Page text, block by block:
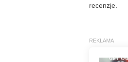
recenzje.